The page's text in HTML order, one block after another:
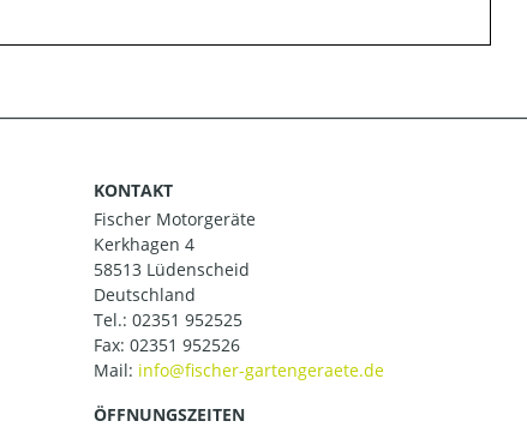
KONTAKT
Fischer Motorgeräte
Kerkhagen 4
58513 Lüdenscheid
Deutschland
Tel.: 02351 952525
Fax: 02351 952526
Mail:
ÖFFNUNGSZEITEN